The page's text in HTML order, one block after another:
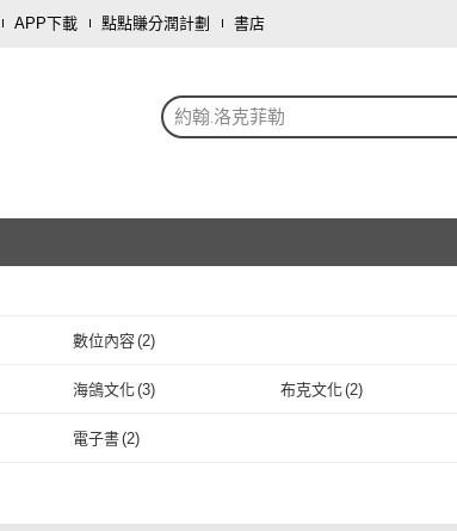
APP下載 點點賺分潤計劃 書店
約翰.洛克菲勒
數位內容(2)
海鴿文化(3) 布克文化(2)
海鴿文化
電子書(2)